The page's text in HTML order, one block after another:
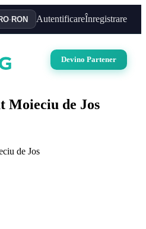
·RON AutentificareÎnregistrare
Devino Partener
Moieciu de Jos
de Jos